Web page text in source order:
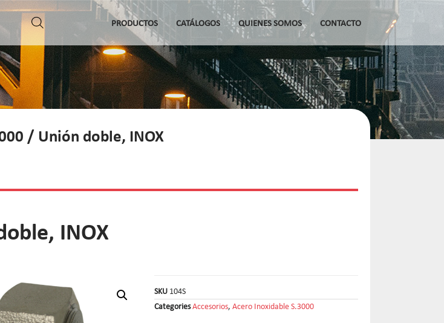
PRODUCTOS CATÁLOGOS QUIENES SOMOS CONTACTO
/ Unión doble, INOX
INOX
SKU 104S
CategoriesAccesorios,Acero Inoxidable S.3000